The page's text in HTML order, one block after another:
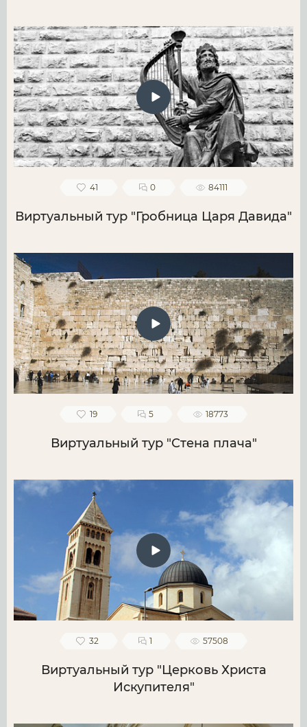
41 0 84111
Виртуальный тур "Гробница Царя Давида"
19 5 18773
Виртуальный тур "Стена плача"
32 1 57508
Виртуальный тур "Церковь Христа
Искупителя"